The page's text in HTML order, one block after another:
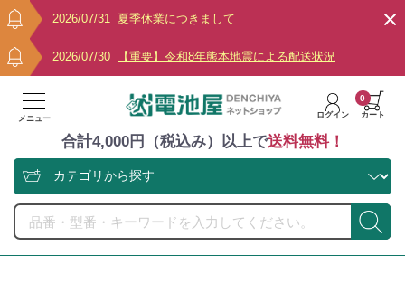
2026/07/31 夏季休業につきまして
2026/07/30 【重要】令和8年熊本地震による配送状況
メニュー ログイン カート
0
合計4,000円（税込み）以上で送料無料！